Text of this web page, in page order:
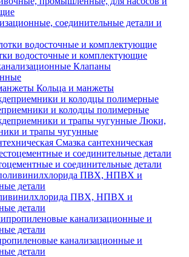
соединительные детали и
водосточные и комплектующие
Клапаны
Кольца и манжеты
и колодцы полимерные
Люки,
и трапы чугунные
Смазка сантехническая
и соединительные детали
ПВХ, НПВХ и
детали
канализационные и
детали